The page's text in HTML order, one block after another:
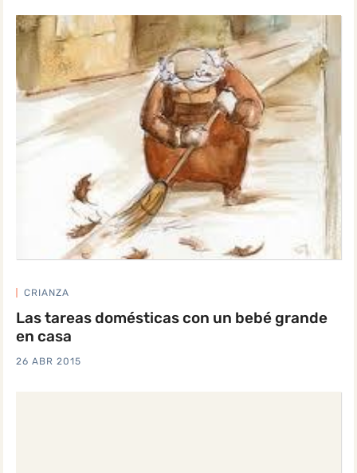
CRIANZA
Las tareas domésticas con un bebé grande
en casa
26 ABR 2015